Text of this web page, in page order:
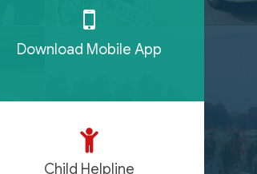
Download Mobile App
Child Helpline